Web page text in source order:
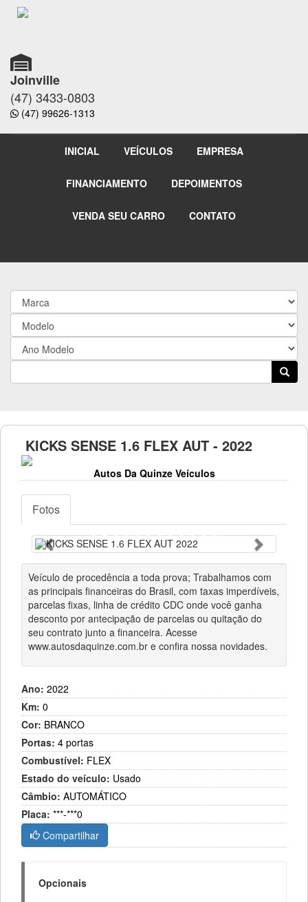
Joinville
(47) 3433-0803
(47) 99626-1313
INICIAL VEÍCULOS EMPRESA
FINANCIAMENTO DEPOIMENTOS
VENDA SEU CARRO CONTATO
KICKS SENSE 1.6 FLEX AUT - 2022
Autos Da Quinze Veículos
Fotos
Anterior Próximo
Veículo de procedência a toda prova; Trabalhamos com
as principais financeiras do Brasil, com taxas imperdíveis,
parcelas fixas, linha de crédito CDC onde você ganha
desconto por antecipação de parcelas ou quitação do
seu contrato junto a financeira. Acesse
www.autosdaquinze.com.br e confira nossa novidades.
Ano: 2022
Km: 0
Cor: BRANCO
Portas: 4 portas
Combustível: FLEX
Estado do veículo: Usado
Câmbio: AUTOMÁTICO
Placa: ***-***0
Compartilhar
Opcionais